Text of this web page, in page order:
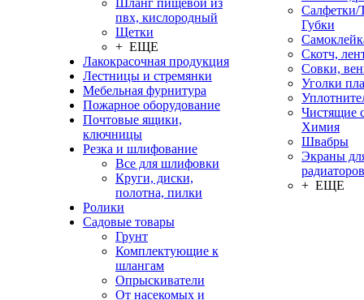
Шланг пищевой из
пвх, кислородный
Щетки
+ ЕЩЕ
Лакокрасочная продукция
Лестницы и стремянки
Мебельная фурнитура
Пожарное оборудование
Почтовые ящики,
ключницы
Резка и шлифование
Все для шлифовки
Круги, диски,
полотна, пилки
Ролики
Садовые товары
Грунт
Комплектующие к
шлангам
Опрыскиватели
От насекомых и
Салфетки/
Губки
Скотч,
Совки,
Уголки
Чистящие
Химия
Швабры
Экраны
радиаторов
+ ЕЩЕ